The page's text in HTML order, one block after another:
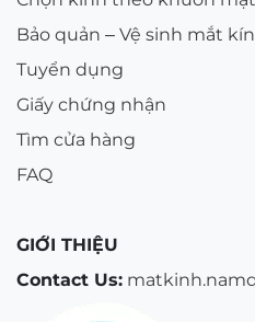
Bảo quản – Vệ sinh mắt
Tuyển dụng
Giấy chứng nhận
Tìm cửa hàng
FAQ
GIỚI THIỆU
Contact Us: